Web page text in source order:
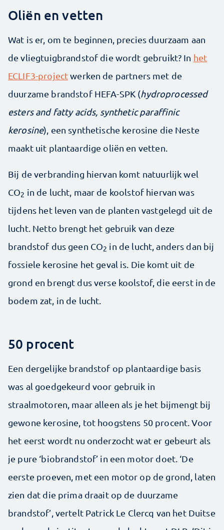
Oliën en vetten
Wat is er, om te beginnen, precies duurzaam aan
de vliegtuigbrandstof die wordt gebruikt? In het
ECLIF3-projectwerken de partners met de
duurzame brandstof HEFA-SPK (hydroprocessed
esters and fatty acids, synthetic paraffinic
kerosine), een synthetische kerosine die Neste
maakt uit plantaardige oliën en vetten.
Bij de verbranding hiervan komt natuurlijk wel
CO2 in de lucht, maar de koolstof hiervan was
tijdens het leven van de planten vastgelegd uit de
lucht. Netto brengt het gebruik van deze
brandstof dus geen CO2 in de lucht, anders dan bij
fossiele kerosine het geval is. Die komt uit de
grond en brengt dus verse koolstof, die eerst in de
bodem zat, in de lucht.
50 procent
Een dergelijke brandstof op plantaardige basis
was al goedgekeurd voor gebruik in
straalmotoren, maar alleen als je het bijmengt bij
gewone kerosine, tot hoogstens 50 procent. Voor
het eerst wordt nu onderzocht wat er gebeurt als
je pure ‘biobrandstof’ in een motor doet. ‘De
eerste proeven, met een motor op de grond, laten
zien dat die prima draait op de duurzame
brandstof’, vertelt Patrick Le Clercq van het Duitse